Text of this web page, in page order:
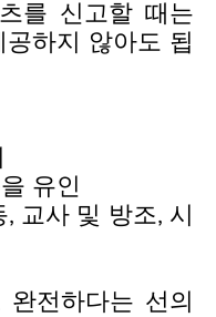
를 신고할 때는
하지 않아도 됩
유인
교사 및 방조, 시
전하다는 선의